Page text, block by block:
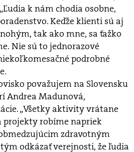
k nám chodia osobne,
Keďže klienti sú aj
tak ako mne, sa ťažko
Nie sú to jednorazové
podrobné
považujem na Slovensku
Andrea Madunová,
„Všetky aktivity vrátane
projekty robíme napriek
zdravotným
odkázať verejnosti, že ľudia